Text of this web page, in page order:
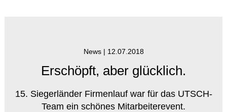
News | 12.07.2018
Erschöpft, aber glücklich.
15. Siegerländer Firmenlauf war für das UTSCH-
Team ein schönes Mitarbeiterevent.